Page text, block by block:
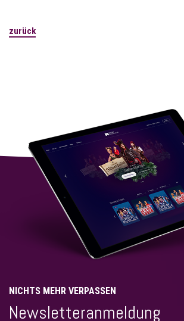
zurück
NICHTS MEHR VERPASSEN
Newsletteranmeldung